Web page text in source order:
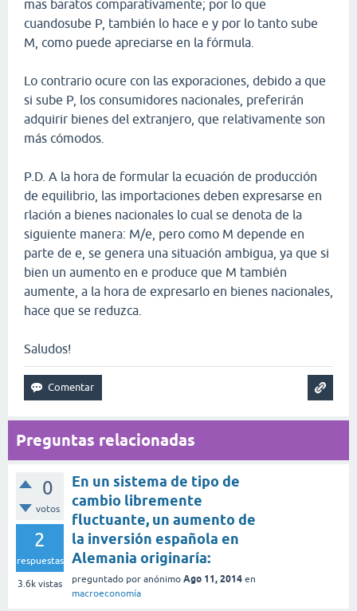
mas baratos comparativamente; por lo que
cuandosube P, también lo hace e y por lo tanto sube
M, como puede apreciarse en la fórmula.
Lo contrario ocure con las exporaciones, debido a que
si sube P, los consumidores nacionales, preferirán
adquirir bienes del extranjero, que relativamente son
más cómodos.
P.D. A la hora de formular la ecuación de producción
de equilibrio, las importaciones deben expresarse en
rlación a bienes nacionales lo cual se denota de la
siguiente manera: M/e, pero como M depende en
parte de e, se genera una situación ambigua, ya que si
bien un aumento en e produce que M también
aumente, a la hora de expresarlo en bienes nacionales,
hace que se reduzca.
Saludos!
Preguntas relacionadas
0
votos
2
respuestas
3.6k vistas
En un sistema de tipo de
cambio libremente
fluctuante, un aumento de
la inversión española en
Alemania originaría:
preguntado por anónimo Ago 11, 2014 en
macroeconomía